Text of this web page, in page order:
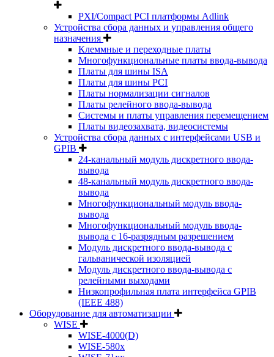
PXI/Compact PCI платформы Adlink
Устройства сбора данных и управления общего
назначения
Клеммные и переходные платы
Многофункциональные платы ввода-вывода
Платы для шины ISA
Платы для шины PCI
Платы нормализации сигналов
Платы релейного ввода-вывода
Системы и платы управления перемещением
Платы видеозахвата, видеосистемы
Устройства сбора данных с интерфейсами USB и
GPIB
24-канальный модуль дискретного ввода-
вывода
48-канальный модуль дискретного ввода-
вывода
Многофункциональный модуль ввода-
вывода
Многофункциональный модуль ввода-
вывода c 16-разрядным разрешением
Модуль дискретного ввода-вывода с
гальванической изоляцией
Модуль дискретного ввода-вывода с
релейными выходами
Низкопрофильная плата интерфейса GPIB
(IEEE 488)
Оборудование для автоматизации
WISE
WISE-4000(D)
WISE-580x